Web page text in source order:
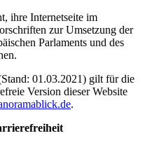
ihre Internetseite im
zur Umsetzung der
Parlaments und des
01.03.2021) gilt für die
Version dieser Website
.